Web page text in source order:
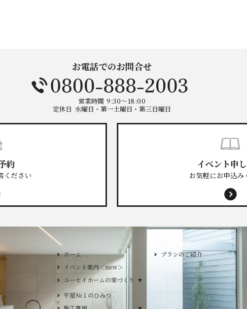
お電話でのお問合せ
営業時間 9:30～18:00
定休日 水曜日・第一土曜日・第三日曜日
約
ください
イベント申
お気軽にお申込み
ホーム
イベント案内＜new＞
ユーセイホームの家づくり
ユーセイホームの家づくり
構造
平屋№１のひみつ
プランのご紹介
GLAMP／グランプ
DESIGN CASA／デザイン
DESIGN Y`sSTYLE / デザ